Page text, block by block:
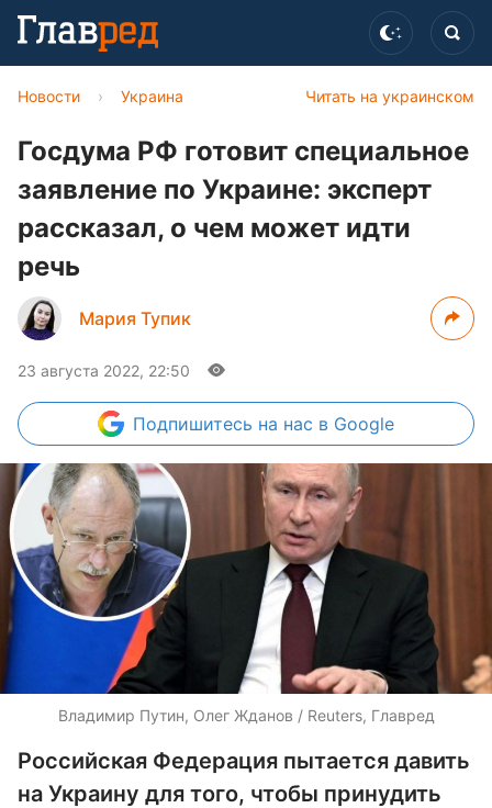
Читать на украинском
Новости › Украина
Госдума РФ готовит специальное
заявление по Украине: эксперт
рассказал, о чем может идти
речь
Мария Тупик
23 августа 2022, 22:50
Подпишитесь на нас в Google
Владимир Путин, Олег Жданов / Reuters, Главред
Российская Федерация пытается давить
на Украину для того, чтобы принудить